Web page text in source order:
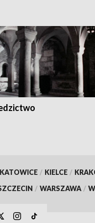
KATOWICE / KIELCE /
/ WARSZAWA /